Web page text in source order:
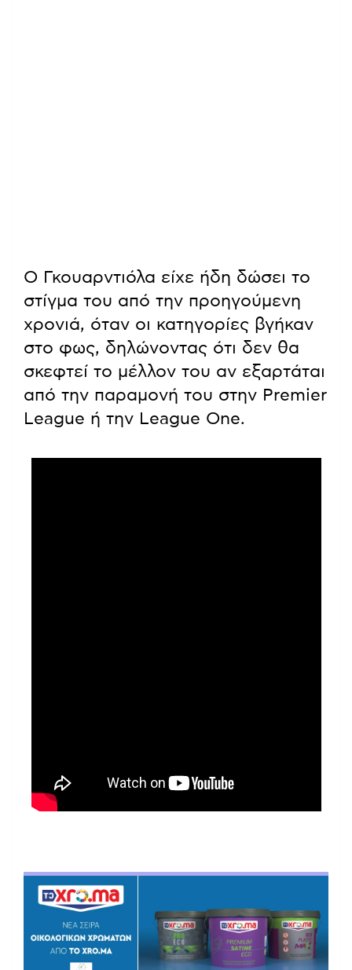
Ο Γκουαρντιόλα είχε ήδη δώσει το
στίγμα του από την προηγούμενη
χρονιά, όταν οι κατηγορίες βγήκαν
στο φως, δηλώνοντας ότι δεν θα
σκεφτεί το μέλλον του αν εξαρτάται
από την παραμονή του στην Premier
League ή την League One.